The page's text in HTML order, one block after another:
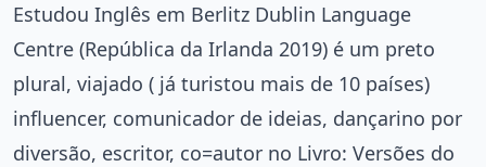
Estudou Inglês em Berlitz Dublin Language
Centre (República da Irlanda 2019) é um preto
plural, viajado ( já turistou mais de 10 países)
influencer, comunicador de ideias, dançarino por
diversão, escritor, co=autor no Livro: Versões do